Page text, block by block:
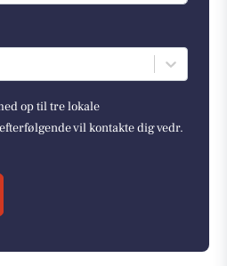
op til tre lokale
vil kontakte dig vedr.